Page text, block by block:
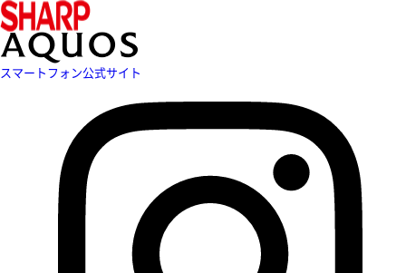
スマートフォン公式サイト